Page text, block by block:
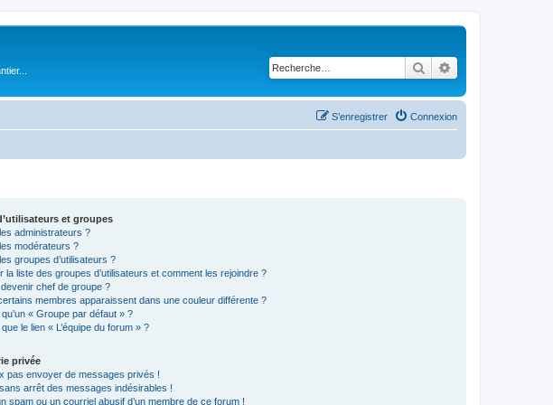
Rechercher
Connexion
S’enregistrer
et groupes
administrateurs ?
modérateurs ?
groupes d’utilisateurs ?
la liste des groupes d’utilisateurs et comment les rejoindre ?
chef de groupe ?
membres apparaissent dans une couleur différente ?
qu’un « Groupe par défaut » ?
le lien « L’équipe du forum » ?
privée
pas envoyer de messages privés !
arrêt des messages indésirables !
spam ou un courriel abusif d’un membre de ce forum !